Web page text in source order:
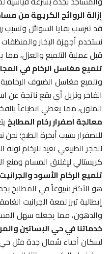
إزالة الروائح الكريهة من مسام
قد تترسب بقايا السوائل وتسبب
نستخدم أجهزة البخار والمنظفات
قبل عملية التلميع والعزل، مما
تلميع مغاسل الرخام في
وتلميع مغاسل الضيوف الرخامية
الفاخر ونزيل أي بقع ناتجة عن
الملون، مما يعطي انطباعاً
معالجة اصفرار رخام المطابخ
للاصفرار بسبب أبخرة الطبخ؛
للحجر الطبيعي تعيد للرخام لونه
كريستالي لإغلاق المسام ومنع
تلميع الرخام الأسود والجرانيت
هو الأكثر شيوعاً في المطابخ
إيطالية تبرز لمعة الجرانيت
والدهون، مما يجعله سهل المسح
خدماتنا في حي البساتين
لسكان أحياء شمال جدة مثل حي